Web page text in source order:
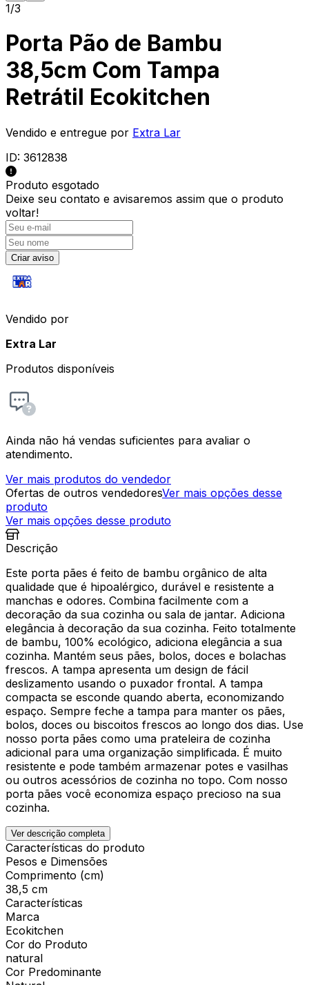
1/3
Porta Pão de Bambu
38,5cm Com Tampa
Retrátil Ecokitchen
Vendido e entregue por Extra Lar
ID: 3612838
Produto esgotado
Deixe seu contato e avisaremos assim que o produto
voltar!
Criar aviso
Vendido por
Extra Lar
Produtos disponíveis
Ainda não há vendas suficientes para avaliar o
atendimento.
Ver mais produtos do vendedor
Ofertas de outros vendedoresVer mais opções desse
produto
Ver mais opções desse produto
Descrição
Este porta pães é feito de bambu orgânico de alta
qualidade que é hipoalérgico, durável e resistente a
manchas e odores. Combina facilmente com a
decoração da sua cozinha ou sala de jantar. Adiciona
elegância à decoração da sua cozinha. Feito totalmente
de bambu, 100% ecológico, adiciona elegância a sua
cozinha. Mantém seus pães, bolos, doces e bolachas
frescos. A tampa apresenta um design de fácil
deslizamento usando o puxador frontal. A tampa
compacta se esconde quando aberta, economizando
espaço. Sempre feche a tampa para manter os pães,
bolos, doces ou biscoitos frescos ao longo dos dias. Use
nosso porta pães como uma prateleira de cozinha
adicional para uma organização simplificada. É muito
resistente e pode também armazenar potes e vasilhas
ou outros acessórios de cozinha no topo. Com nosso
porta pães você economiza espaço precioso na sua
cozinha.
Ver descrição completa
Características do produto
Pesos e Dimensões
Comprimento (cm)
38,5 cm
Características
Marca
Ecokitchen
Cor do Produto
natural
Cor Predominante